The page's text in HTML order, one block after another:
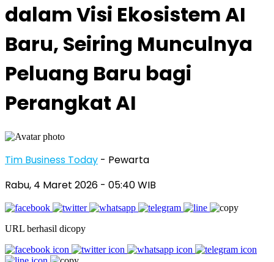
dalam Visi Ekosistem AI
Baru, Seiring Munculnya
Peluang Baru bagi
Perangkat AI
Tim Business Today - Pewarta
Rabu, 4 Maret 2026 - 05:40 WIB
URL berhasil dicopy